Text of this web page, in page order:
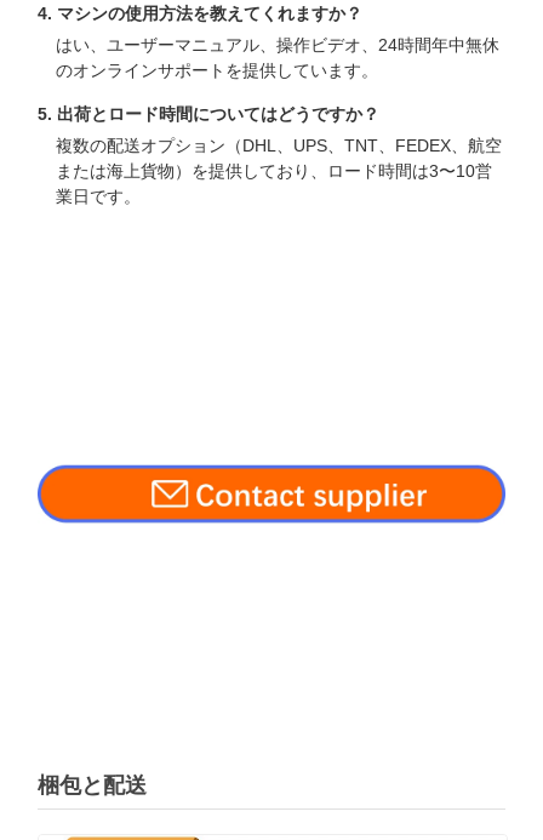
4. マシンの使用方法を教えてくれますか？
はい、ユーザーマニュアル、操作ビデオ、24時間年中無休
のオンラインサポートを提供しています。
5. 出荷とロード時間についてはどうですか？
複数の配送オプション（DHL、UPS、TNT、FEDEX、航空
または海上貨物）を提供しており、ロード時間は3〜10営
業日です。
梱包と配送